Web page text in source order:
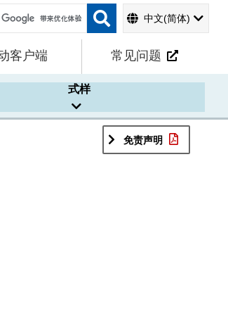
中文(简体)
客户端 常见问题
式样
免责声明